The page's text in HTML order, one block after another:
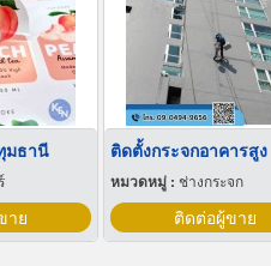
มธานี
าย
ติดตั้งกระจกอาคารสูง
หมวดหมู่ : ช่างกระจก
ติดต่อผู้ขาย